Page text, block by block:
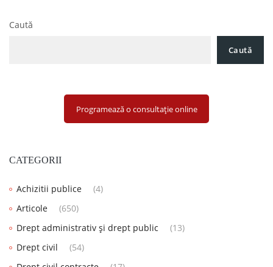
Caută
Caută
Programează o consultație online
CATEGORII
Achizitii publice
(4)
Articole
(650)
Drept administrativ și drept public
(13)
Drept civil
(54)